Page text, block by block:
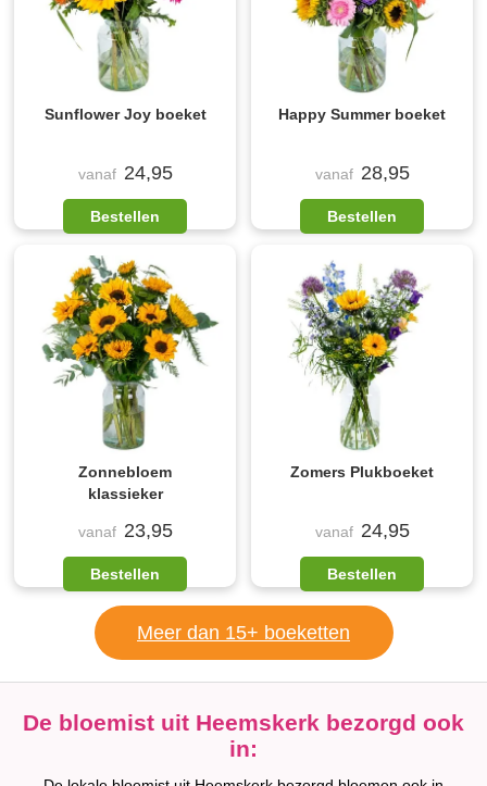
Sunflower Joy boeket
vanaf 24,95
Bestellen
Happy Summer boeket
vanaf 28,95
Bestellen
Zonnebloem
klassieker
vanaf 23,95
Bestellen
Zomers Plukboeket
vanaf 24,95
Bestellen
Meer dan 15+ boeketten
De bloemist uit Heemskerk bezorgd ook
in: